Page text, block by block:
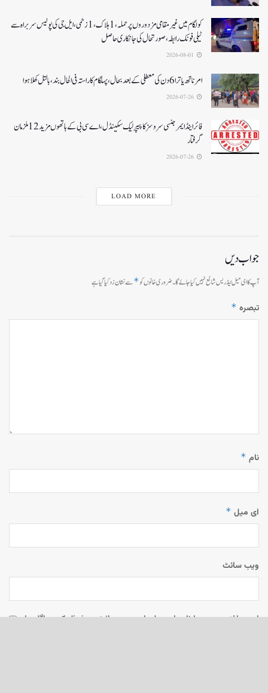
کولگام میں غیر مقامی مزدوروں پر حملہ،1ہلاک،1زخمی،ایل جی کی پولیس سربراہ سے
ٹیلی فونک رابطہ، صورتحال کی جانکاری حاصل
امرناتھ یاترا 6دن کی معطلی کے بعد بحال،پہلگام کا راستہ فی الحال بند، بالتل کھلا ہوا
فائر اینڈ ایمرجنسی سروسز کا پیپر لیک سکینڈل،اے سی بی کے ہاتھوں مزید 12 ملزمان
گرفتار
LOAD MORE
جواب دیں
آپ کا ای میل ایڈریس شائع نہیں کیا جائے گا۔ضروری خانوں کو*سے نشان زد کیا گیا ہے
تبصرہ *
نام *
ای میل *
ویب‌ سائٹ
اس براؤزر میں میرا نام، ای میل، اور ویب سائٹ محفوظ رکھیں اگلی بار